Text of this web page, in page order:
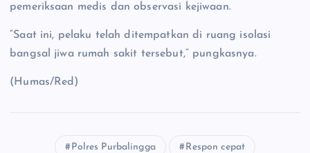
pemeriksaan medis dan observasi kejiwaan.
“Saat ini, pelaku telah ditempatkan di ruang isolasi
bangsal jiwa rumah sakit tersebut,” pungkasnya.
(Humas/Red)
Polres Purbalingga Respon cepat